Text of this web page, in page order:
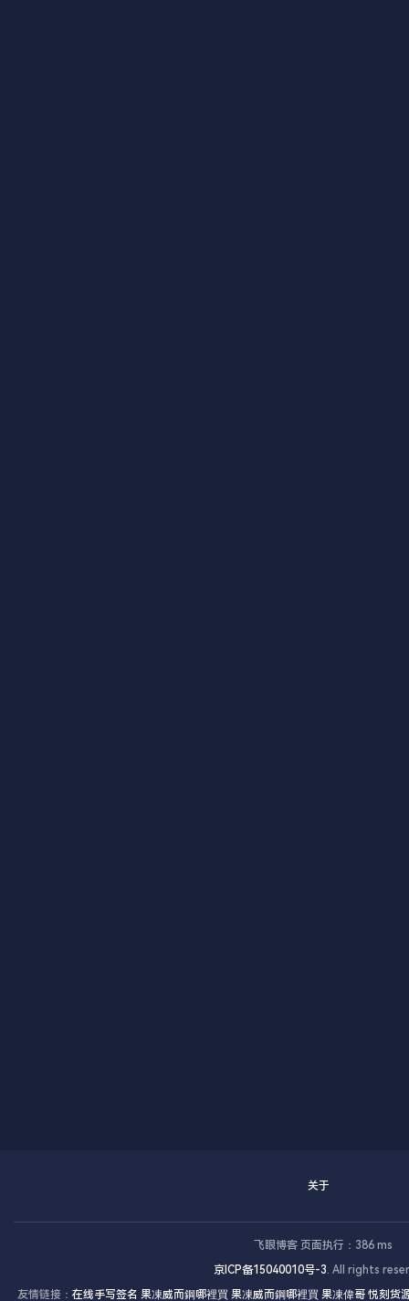
关于
飞眼博客 页面执行：386 ms
京ICP备15040010号-3. All rights
友情链接： 在线手写签名 果凍威而鋼哪裡買 果凍威而鋼哪裡買 果凍偉哥 悦刻货